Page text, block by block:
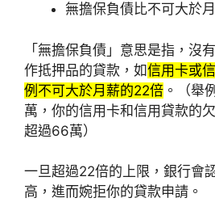
無擔保負債比不可大於
「無擔保負債」意思是指，沒
作抵押品的貸款，如信用卡或
例不可大於月薪的22倍 。（舉
萬，你的信用卡和信用貸款的
超過66萬）
一旦超過22倍的上限，銀行會
高，進而婉拒你的貸款申請。